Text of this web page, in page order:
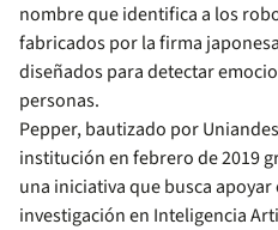
nombre que identifica a los
fabricados por la firma
diseñados para detectar
personas.
Pepper, bautizado por
institución en febrero de 2019
una iniciativa que busca
investigación en Inteligencia